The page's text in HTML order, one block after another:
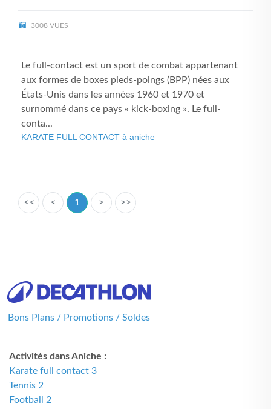
3008 VUES
Le full-contact est un sport de combat appartenant
aux formes de boxes pieds-poings (BPP) nées aux
États-Unis dans les années 1960 et 1970 et
surnommé dans ce pays « kick-boxing ». Le full-
conta...
KARATE FULL CONTACT à aniche
<< < 1 > >>
Bons Plans / Promotions / Soldes
Activités dans Aniche :
Karate full contact 3
Tennis 2
Football 2